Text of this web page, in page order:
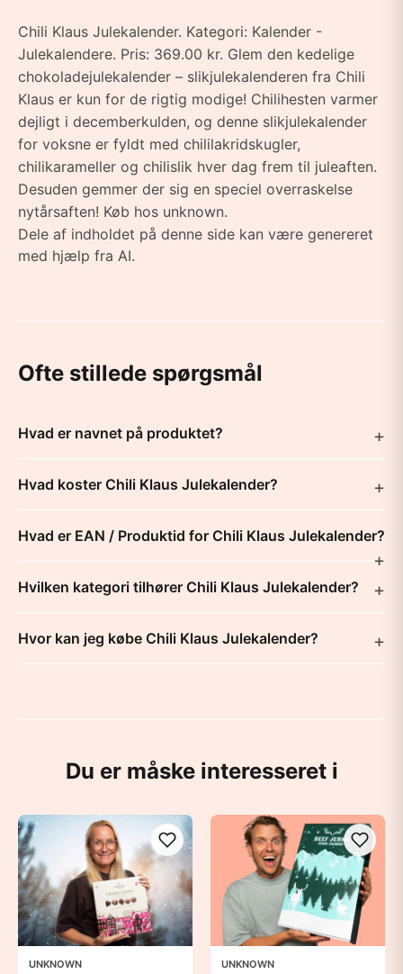
Chili Klaus Julekalender. Kategori: Kalender -
Julekalendere. Pris: 369.00 kr. Glem den kedelige
chokoladejulekalender – slikjulekalenderen fra Chili
Klaus er kun for de rigtig modige! Chilihesten varmer
dejligt i decemberkulden, og denne slikjulekalender
for voksne er fyldt med chililakridskugler,
chilikarameller og chilislik hver dag frem til juleaften.
Desuden gemmer der sig en speciel overraskelse
nytårsaften! Køb hos unknown.
Dele af indholdet på denne side kan være genereret
med hjælp fra AI.
Ofte stillede spørgsmål
Hvad er navnet på produktet?
Hvad koster Chili Klaus Julekalender?
Hvad er EAN / Produktid for Chili Klaus Julekalender?
Hvilken kategori tilhører Chili Klaus Julekalender?
Hvor kan jeg købe Chili Klaus Julekalender?
Du er måske interesseret i
UNKNOWN UNKNOWN